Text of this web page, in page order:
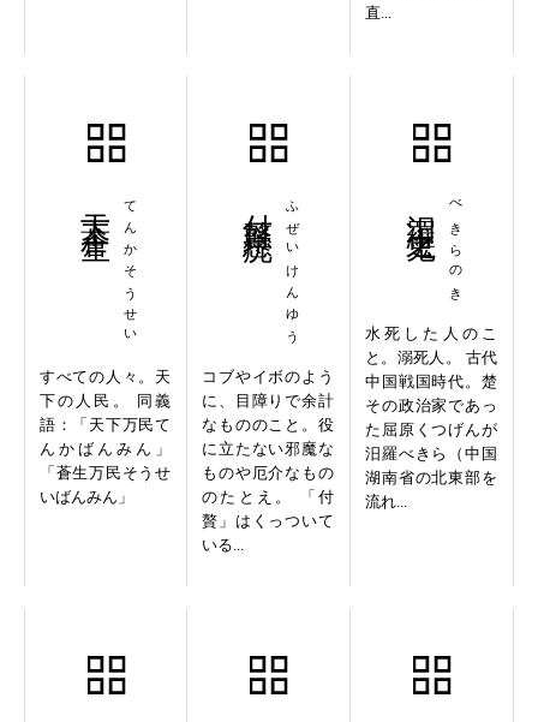
直...
てんかそうせい
すべての人々。天
下の人民。 同義
語：「天下万民て
んかばんみん」
「蒼生万民そうせ
いばんみん」
ふぜいけんゆう
コブやイボのよう
に、目障りで余計
なもののこと。役
に立たない邪魔な
ものや厄介なもの
のたとえ。 「付
贅」はくっついて
いる...
べきらのき
水死した人のこ
と。溺死人。 古代
中国戦国時代。楚
その政治家であっ
た屈原くつげんが
汨羅べきら（中国
湖南省の北東部を
流れ...